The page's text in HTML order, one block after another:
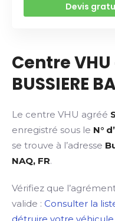
Devis
Centre
BUSSIERE
Le centre VHU agréé
enregistré sous le N°
se trouve à l’adresse
NAQ, FR.
Vérifiez que
valide : Consulter la